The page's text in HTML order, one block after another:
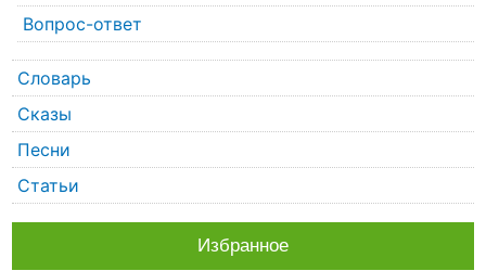
Вопрос-ответ
Словарь
Сказы
Песни
Статьи
Избранное